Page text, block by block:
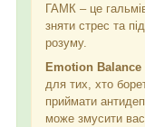
ГАМК – це
зняти стрес та
розуму.
Emotion
для тих, хто
приймати
може змусити